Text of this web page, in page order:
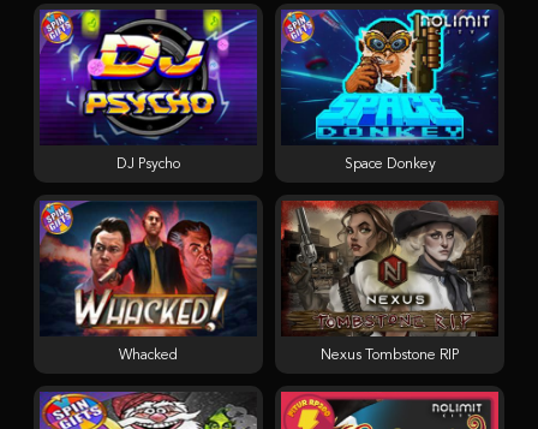
Nexus Tombstone RIP
Space Donkey
DJ Psycho
Whacked